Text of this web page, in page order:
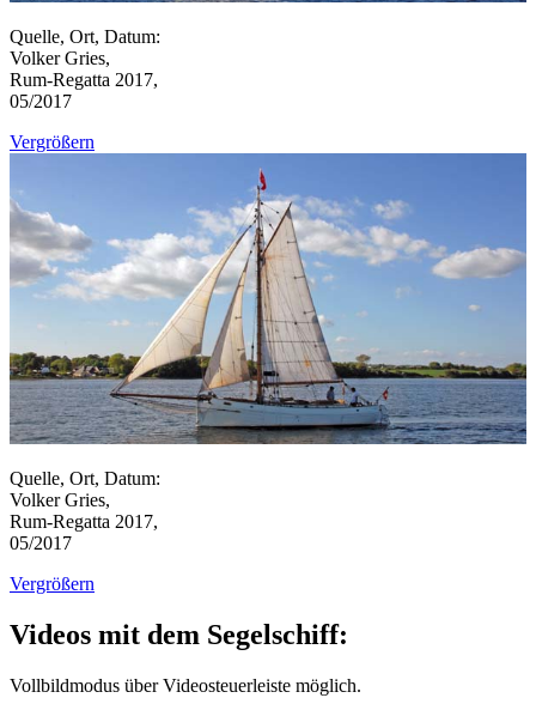
Quelle, Ort, Datum:
Volker Gries,
Rum-Regatta 2017,
05/2017
Vergrößern
Quelle, Ort, Datum:
Volker Gries,
Rum-Regatta 2017,
05/2017
Vergrößern
Videos mit dem Segelschiff:
Vollbildmodus über Videosteuerleiste möglich.